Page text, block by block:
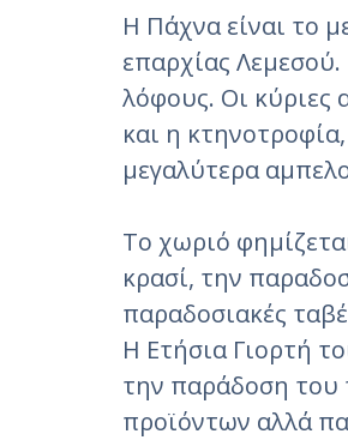
Η Πάχνα είναι το
επαρχίας
λόφους. Οι κύριες
και η
μεγαλύτερα
Το χωριό
κρασί, την
παραδοσιακές
Η Ετήσια Γιορτή
την παράδοση του
προϊόντων αλλά